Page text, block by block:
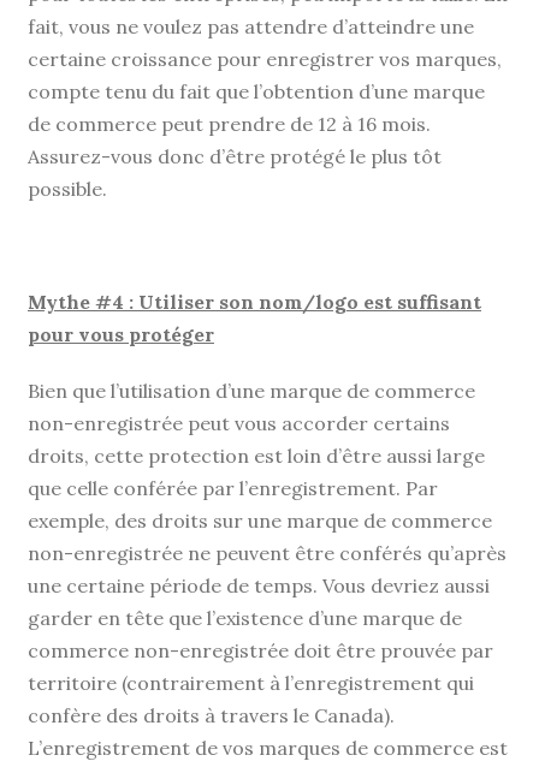
fait, vous ne voulez pas attendre d’atteindre une
certaine croissance pour enregistrer vos marques,
compte tenu du fait que l’obtention d’une marque
de commerce peut prendre de 12 à 16 mois.
Assurez-vous donc d’être protégé le plus tôt
possible.
Mythe #4 : Utiliser son nom/logo est suffisant
pour vous protéger
Bien que l’utilisation d’une marque de commerce
non-enregistrée peut vous accorder certains
droits, cette protection est loin d’être aussi large
que celle conférée par l’enregistrement. Par
exemple, des droits sur une marque de commerce
non-enregistrée ne peuvent être conférés qu’après
une certaine période de temps. Vous devriez aussi
garder en tête que l’existence d’une marque de
commerce non-enregistrée doit être prouvée par
territoire (contrairement à l’enregistrement qui
confère des droits à travers le Canada).
L’enregistrement de vos marques de commerce est